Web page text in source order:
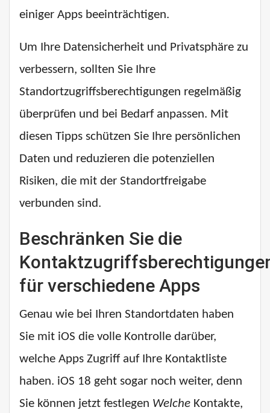
einiger Apps beeinträchtigen.
Um Ihre Datensicherheit und Privatsphäre zu
verbessern, sollten Sie Ihre
Standortzugriffsberechtigungen regelmäßig
überprüfen und bei Bedarf anpassen. Mit
diesen Tipps schützen Sie Ihre persönlichen
Daten und reduzieren die potenziellen
Risiken, die mit der Standortfreigabe
verbunden sind.
Beschränken Sie die
für verschiedene Apps
Genau wie bei Ihren Standortdaten haben
Sie mit iOS die volle Kontrolle darüber,
welche Apps Zugriff auf Ihre Kontaktliste
haben. iOS 18 geht sogar noch weiter, denn
Sie können jetzt festlegen Welche Kontakte,